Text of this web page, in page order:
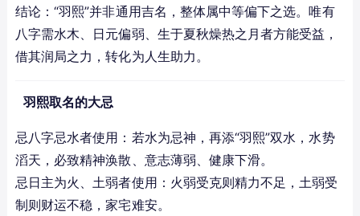
结论：“羽熙”并非通用吉名，整体属中等偏下之选。唯有
八字需水木、日元偏弱、生于夏秋燥热之月者方能受益，
借其润局之力，转化为人生助力。
羽熙取名的大忌
忌八字忌水者使用：若水为忌神，再添“羽熙”双水，水势
滔天，必致精神涣散、意志薄弱、健康下滑。
忌日主为火、土弱者使用：火弱受克则精力不足，土弱受
制则财运不稳，家宅难安。